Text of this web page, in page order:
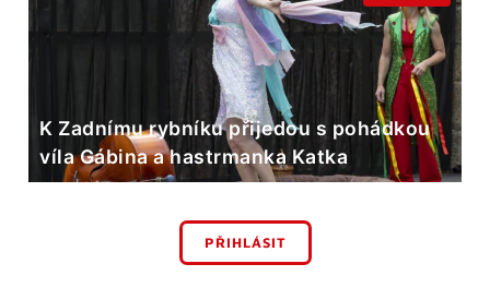
K Zadnímu rybníku přijedou s pohádkou
víla Gábina a hastrmanka Katka
PŘIHLÁSIT